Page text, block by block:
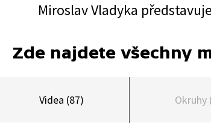
Miroslav Vladyka
Zde najdete všechny
Videa (87) Okruhy